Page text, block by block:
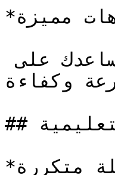
*فيديوهات مميزة*
اكتشف أهم الفيديوهات التعليمية التي ستساعدك على
وكفاءة
## أسئلة شائعة حول الفيديوهات التعليمية
*أسئلة متكررة*